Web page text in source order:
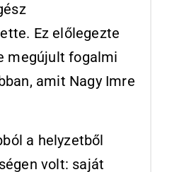
Ez előlegezte
megújult fogalmi
amit Nagy Imre
a helyzetből
volt: saját